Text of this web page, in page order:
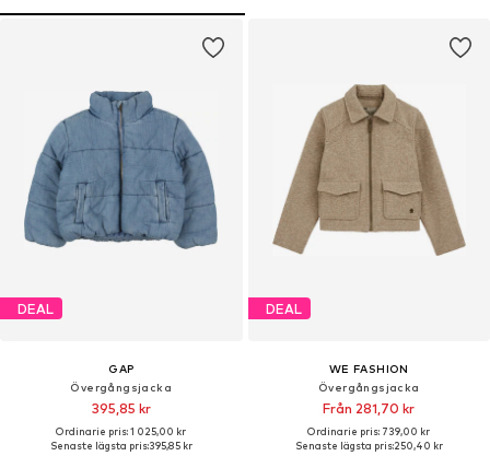
DEAL
GAP
Övergångsjacka
395,85 kr
Ordinarie pris: 1 025,00 kr
Senaste lägsta pris:395,85 kr
DEAL
WE FASHION
Övergångsjacka
Från 281,70 kr
Ordinarie pris: 739,00 kr
Senaste lägsta pris:250,40 kr